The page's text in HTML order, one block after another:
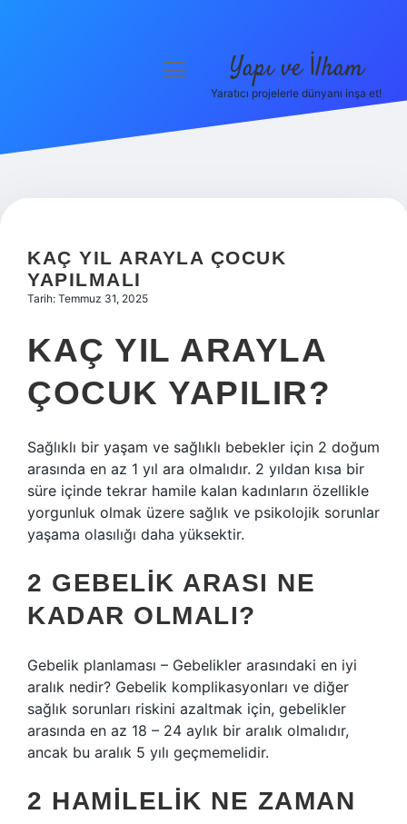
Hakkımızda
menüyü
Yapı ve İlham
Yaratıcı projelerle dünyanı inşa et!
KAÇ YIL ARAYLA ÇOCUK
YAPILMALI
Tarih: Temmuz 31, 2025
KAÇ YIL ARAYLA
ÇOCUK YAPILIR?
Sağlıklı bir yaşam ve sağlıklı bebekler için 2 doğum
arasında en az 1 yıl ara olmalıdır. 2 yıldan kısa bir
süre içinde tekrar hamile kalan kadınların özellikle
yorgunluk olmak üzere sağlık ve psikolojik sorunlar
yaşama olasılığı daha yüksektir.
2 GEBELIK ARASI NE
KADAR OLMALI?
Gebelik planlaması – Gebelikler arasındaki en iyi
aralık nedir? Gebelik komplikasyonları ve diğer
sağlık sorunları riskini azaltmak için, gebelikler
arasında en az 18 – 24 aylık bir aralık olmalıdır,
ancak bu aralık 5 yılı geçmemelidir.
2 HAMILELIK NE ZAMAN